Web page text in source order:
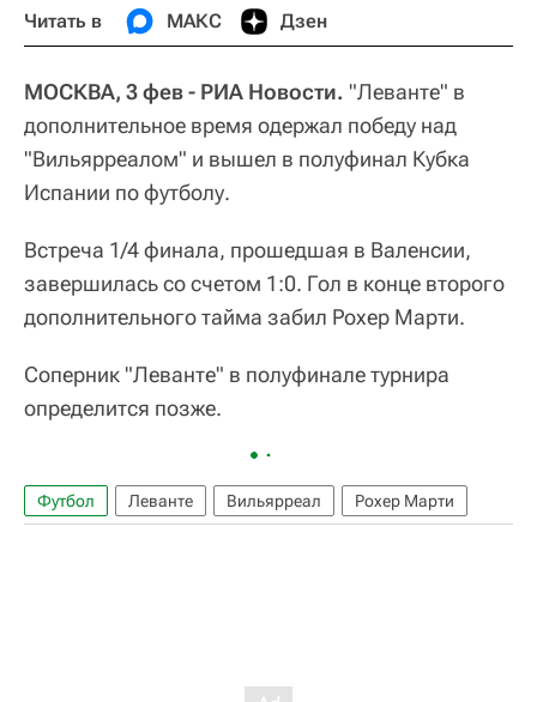
Читать в МАКС Дзен
МОСКВА, 3 фев - РИА Новости. "Леванте" в
дополнительное время одержал победу над
"Вильярреалом" и вышел в полуфинал Кубка
Испании по футболу.
Встреча 1/4 финала, прошедшая в Валенсии,
завершилась со счетом 1:0. Гол в конце второго
дополнительного тайма забил Рохер Марти.
Соперник "Леванте" в полуфинале турнира
определится позже.
Футбол Леванте Вильярреал Рохер Марти